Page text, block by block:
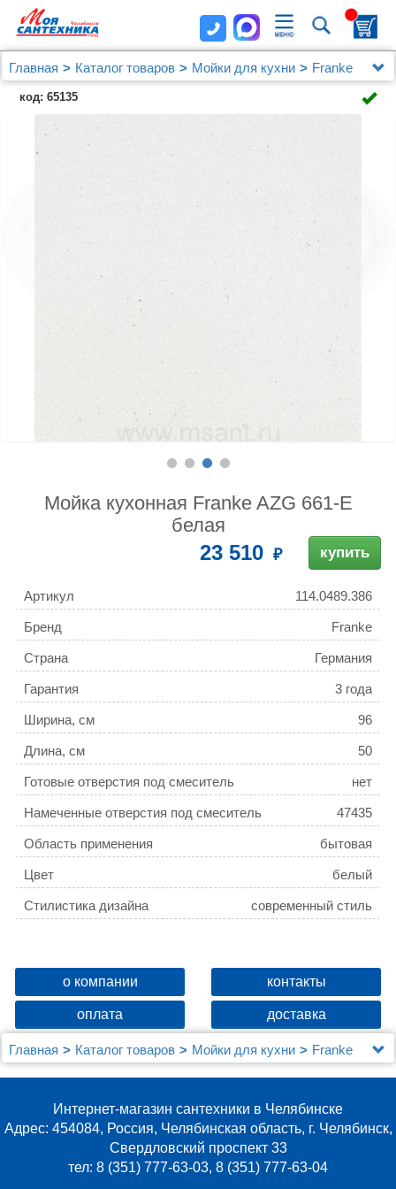
Главная Каталог товаров Мойки для кухни
Franke
Мойка кухонная Franke AZG 661-E белая
код: 65135
Мойка кухонная Franke AZG 661-E
белая
23 510 купить
Артикул 114.0489.386
Бренд Franke
Страна Германия
Гарантия 3 года
Ширина, см 96
Длина, см 50
Готовые отверстия под смеситель нет
Намеченные отверстия под смеситель 47435
Область применения бытовая
Цвет белый
Стилистика дизайна современный стиль
о компании контакты
оплата доставка
Главная Каталог товаров Мойки для кухни
Franke
Мойка кухонная Franke AZG 661-E белая
Интернет-магазин сантехники в Челябинске
Адрес: 454084, Россия, Челябинская область, г. Челябинск,
Свердловский проспект 33
тел: 8 (351) 777-63-03, 8 (351) 777-63-04